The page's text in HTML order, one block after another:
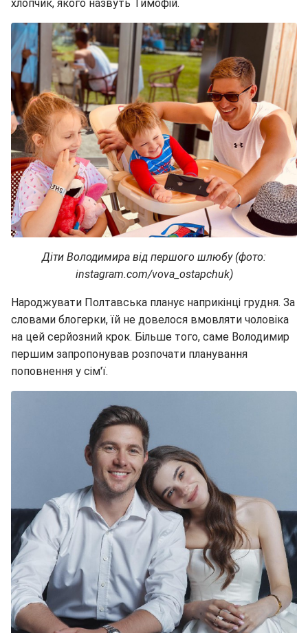
хлопчик, якого назвуть Тимофій.
Діти Володимира від першого шлюбу (фото:
instagram.com/vova_ostapchuk)
Народжувати Полтавська планує наприкінці грудня. За
словами блогерки, їй не довелося вмовляти чоловіка
на цей серйозний крок. Більше того, саме Володимир
першим запропонував розпочати планування
поповнення у сім'ї.